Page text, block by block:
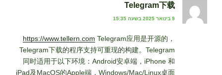
Telegram下载
9 בינואר 2025 בשעה 15:35
https://www.tellern.com Telegram应用是开源的，
Telegram下载的程序支持可重现的构建。Telegram
同时适用于以下环境：Android安卓端，iPhone 和
iPad及MacOS的Apple端，Windows/Mac/Linux桌面